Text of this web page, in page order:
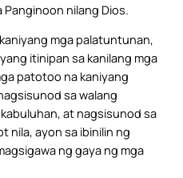
nilang Dios.
mga palatuntunan,
itinipan sa kanilang mga
patotoo na kaniyang
sa walang
at nagsisunod sa
nila, ayon sa ibinilin ng
ng gaya ng mga